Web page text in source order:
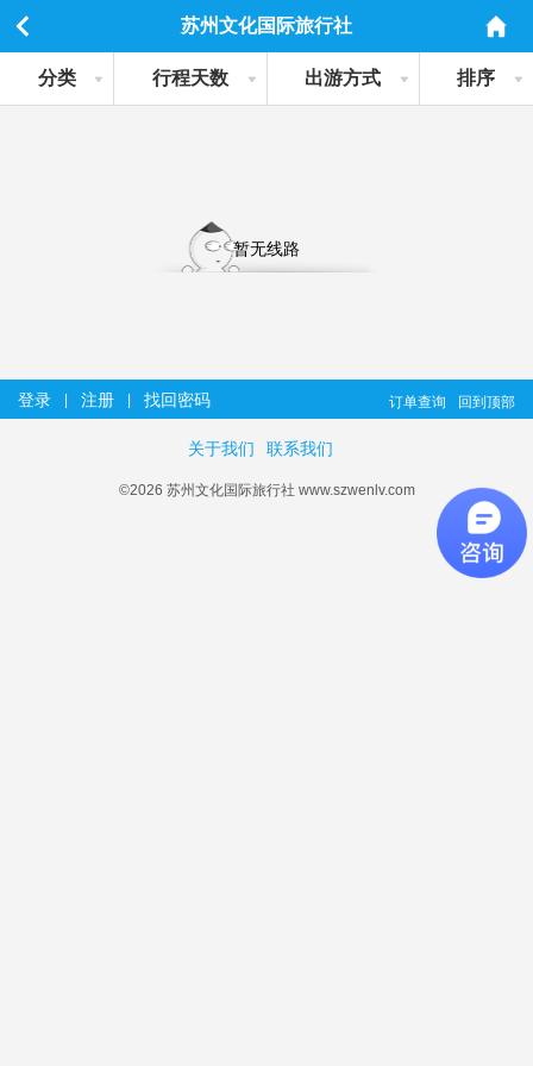
苏州文化国际旅行社
分类 行程天数 出游方式 排序
暂无线路
登录 注册 找回密码 回到顶部
订单查询
关于我们 联系我们
©2026 苏州文化国际旅行社 www.szwenlv.com